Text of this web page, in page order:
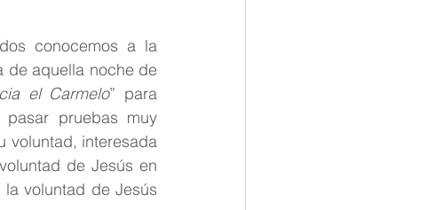
conocemos a la
de aquella noche de
el Carmelo” para
pruebas muy
voluntad, interesada
de Jesús en
voluntad de Jesús